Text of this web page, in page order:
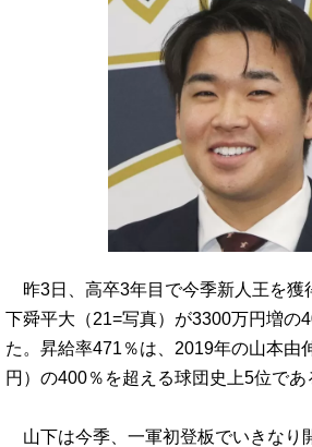
昨3日、高卒3年目で今季新人王を獲
下舜平大（21=写真）が3300万円増の
た。昇給率471％は、2019年の山本
円）の400％を超える球団史上5位であ
山下は今季、一軍初登板でいきなり